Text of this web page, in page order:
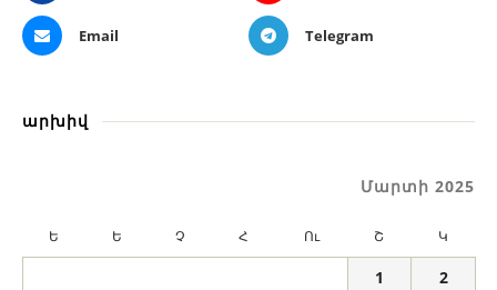
Email Telegram
արխիվ
Մարտի 2025
Ե Ե Չ Հ Ու Շ Կ
1
2